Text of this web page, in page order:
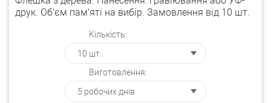
друк. Об'єм пам'яті на вибір. Замовлення від 10 шт.
Кількість:
Виготовлення: